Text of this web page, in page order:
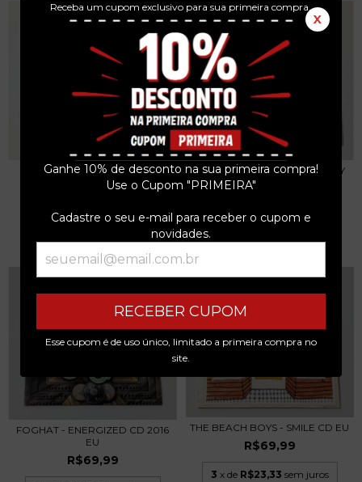
Receba um cupom exclusivo para sua primeira compra.
X
Ganhe 10% de desconto na sua primeira compra!
Use o Cupom "PRIMEIRA"
Cadastre o seu e-mail para receber o cupom e
novidades.
RECEBER CUPOM
Esse cupom é de uso único, limitado a primeira compra no
site.
FOGHAT - LIVE CD 2016 EU
R$69,99
x deR$23,33 sem juros
FOGHAT - FOOL FOR THE CITY
CD 2016 EU
FOGHAT - ENERGIZED CD 2016
EU
R$69,99
THE BEACH BOYS - SMILE CD EU
R$69,99
3 x de R$23,33 sem juros